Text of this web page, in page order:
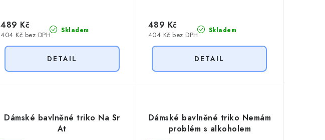
Skladem
404 Kč bez DPH
489 Kč Skladem
404 Kč bez DPH
489 Kč
Dámské bavlněné triko Na Sr
At
Dámské bavlněné triko Nemám
problém s alkoholem